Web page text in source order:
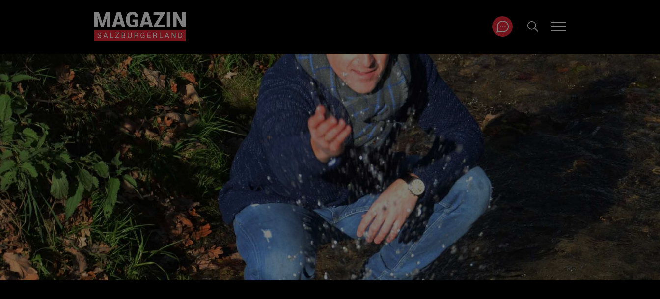
Zum Inhalt springen
BEITRÄGE IN MEINER
NÄHE
BEITRÄGE IN MEINER NÄHE ANZEIGEN
KATEGORIEN
Essen & Trinken
Outdoor & Sport
Gesundheit
Nachhaltigkeit
Sehenswürdig
Kunst & Kultur
Brauchtum
Lifestyle
Hotel & Reise
Archiv
BEITRÄGE NACH
MONAT
Jänner
Februar
März
April
Mai
Juni
Oktober